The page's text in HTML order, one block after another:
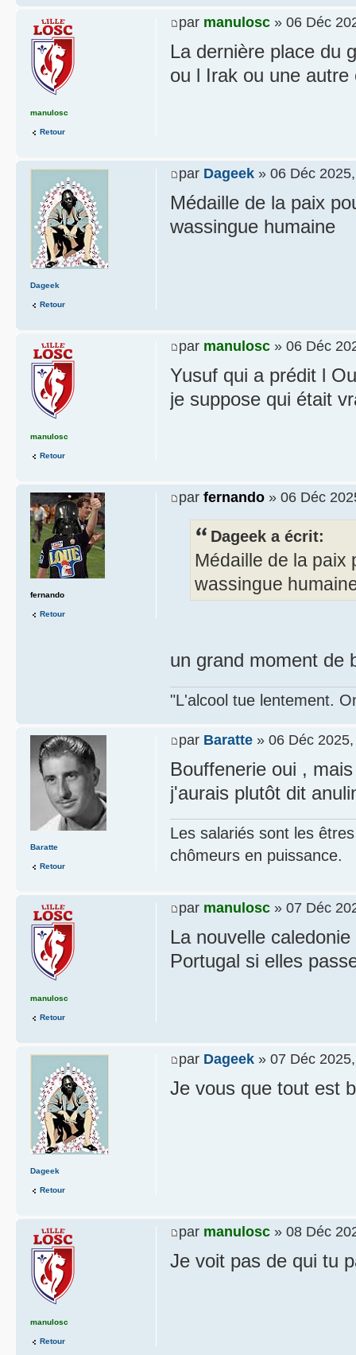
par manulosc » 06 Déc
La dernière place du
ou l Irak ou une
manulosc
Retour
par Dageek » 06 Déc
Médaille de la paix
wassingue humaine
Dageek
Retour
par manulosc » 06 Déc
Yusuf qui a prédit l
je suppose qui était
manulosc
Retour
par fernando » 06 Déc
Dageek a écrit:
Médaille de la paix
wassingue
un grand moment de
"L'alcool tue lentement.
fernando
Retour
par Baratte » 06 Déc
Bouffenerie oui ,
j'aurais plutôt dit
Les salariés sont les
chômeurs en puissance.
Baratte
Retour
par manulosc » 07 Déc
La nouvelle
Portugal si elles
manulosc
Retour
par Dageek » 07 Déc
Je vous que tout est
Dageek
Retour
par manulosc » 08 Déc
Je voit pas de qui tu
manulosc
Retour